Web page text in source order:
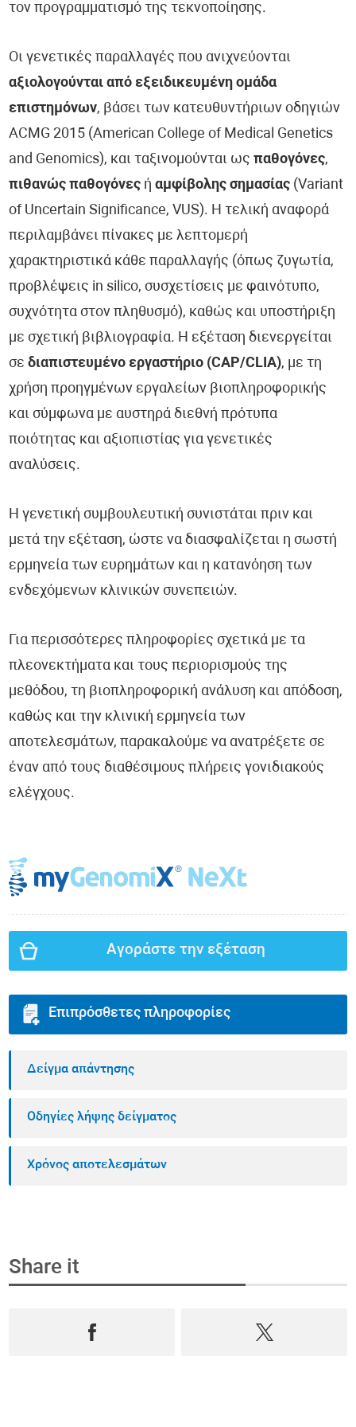
τον προγραμματισμό της τεκνοποίησης.
Οι γενετικές παραλλαγές που ανιχνεύονται
αξιολογούνται από εξειδικευμένη ομάδα
επιστημόνων, βάσει των κατευθυντήριων οδηγιών
ACMG 2015 (American College of Medical Genetics
and Genomics), και ταξινομούνται ωςπαθογόνες,
πιθανώς παθογόνες ήαμφίβολης σημασίας (Variant
of Uncertain Significance, VUS). Η τελική αναφορά
περιλαμβάνει πίνακες με λεπτομερή
χαρακτηριστικά κάθε παραλλαγής (όπως ζυγωτία,
προβλέψεις in silico, συσχετίσεις με φαινότυπο,
συχνότητα στον πληθυσμό), καθώς και υποστήριξη
με σχετική βιβλιογραφία. Η εξέταση διενεργείται
σεδιαπιστευμένο εργαστήριο (CAP/CLIA), με τη
χρήση προηγμένων εργαλείων βιοπληροφορικής
και σύμφωνα με αυστηρά διεθνή πρότυπα
ποιότητας και αξιοπιστίας για γενετικές
αναλύσεις.
Η γενετική συμβουλευτική συνιστάται πριν και
μετά την εξέταση, ώστε να διασφαλίζεται η σωστή
ερμηνεία των ευρημάτων και η κατανόηση των
ενδεχόμενων κλινικών συνεπειών.
Για περισσότερες πληροφορίες σχετικά με τα
πλεονεκτήματα και τους περιορισμούς της
μεθόδου, τη βιοπληροφορική ανάλυση και απόδοση,
καθώς και την κλινική ερμηνεία των
αποτελεσμάτων, παρακαλούμε να ανατρέξετε σε
έναν από τους διαθέσιμους πλήρεις γονιδιακούς
ελέγχους.
Αγοράστε την εξέταση
Επιπρόσθετες πληροφορίες
Δείγμα απάντησης
Οδηγίες λήψης δείγματος
Χρόνος αποτελεσμάτων
Share it